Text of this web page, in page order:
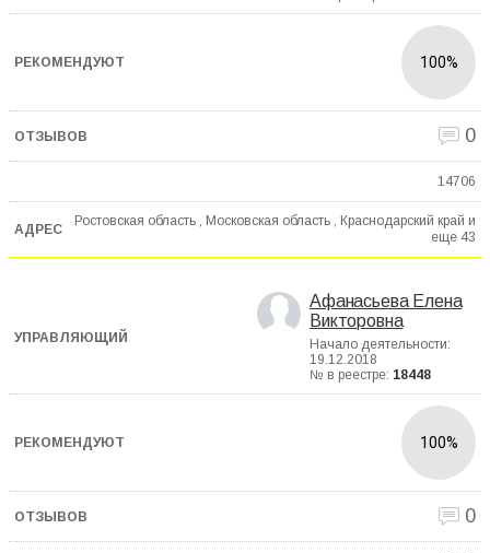
100%
0
14706
Ростовская область , Московская область , Краснодарский край и
еще 43
Афанасьева Елена
Викторовна
Начало деятельности:
19.12.2018
№ в реестре: 18448
100%
0